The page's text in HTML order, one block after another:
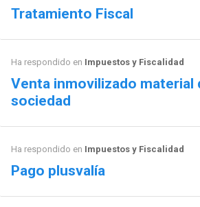
Tratamiento Fiscal
Ha respondido en Impuestos y Fiscalidad
Venta inmovilizado material
sociedad
Ha respondido en Impuestos y Fiscalidad
Pago plusvalía